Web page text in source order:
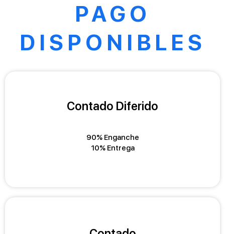
PAGO
DISPONIBLES
Contado Diferido
90% Enganche
10% Entrega